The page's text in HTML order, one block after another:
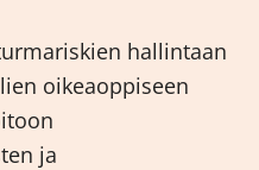
hallintaan
oikeaoppiseen
ja